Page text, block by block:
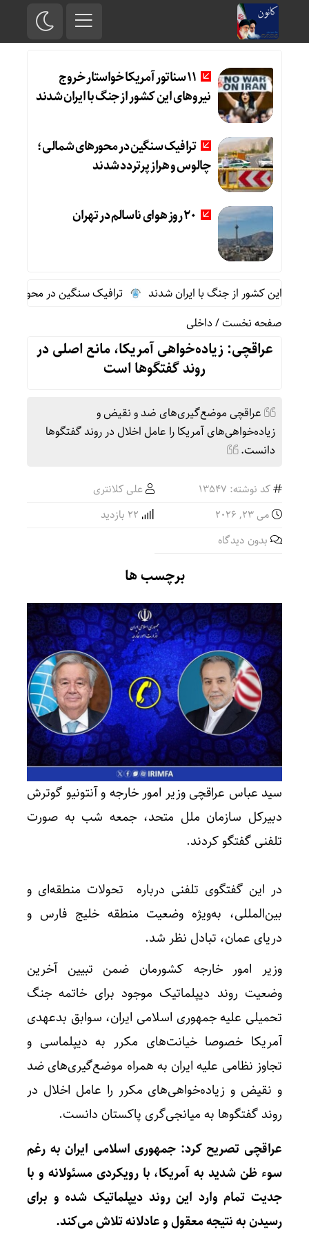
11 سناتور آمریکا خواستار خروج
نیروهای این کشور از جنگ با ایران شدند
ترافیک سنگین در محورهای شمالی؛
چالوس و هراز پرتردد شدند
20 روز هوای ناسالم در تهران
ترافیک سنگین در محورهای
صفحه نخست/داخلی
عراقچی: زیاده‌خواهی آمریکا، مانع اصلی در
روند گفتگوها است
عراقچی موضع‌گیری‌های ضد و نقیض و
زیاده‌خواهی‌های آمریکا را عامل اخلال در روند گفتگوها
دانست.
کد نوشته: 13547
علی کلانتری
می 23, 2026
بدون دیدگاه
برچسب ها
سید عباس عراقچی وزیر امور خارجه و آنتونیو گوترش
دبیرکل سازمان ملل متحد، جمعه شب به صورت
تلفنی گفتگو کردند.
در این گفتگوی تلفنی درباره تحولات منطقه‌ای و
بین‌المللی، به‌ویژه وضعیت منطقه خلیج فارس و
دریای عمان، تبادل نظر شد.
وزیر امور خارجه کشورمان ضمن تبیین آخرین
وضعیت روند دیپلماتیک موجود برای خاتمه جنگ
تحمیلی علیه جمهوری اسلامی ایران، سوابق بدعهدی
آمریکا خصوصا خیانت‌های مکرر به دیپلماسی و
تجاوز نظامی علیه ایران به همراه موضع‌گیری‌های ضد
و نقیض و زیاده‌خواهی‌های مکرر را عامل اخلال در
روند گفتگوها به میانجی‌گری پاکستان دانست.
عراقچی تصریح کرد: جمهوری اسلامی ایران به رغم
سوء ظن شدید به آمریکا، با رویکردی مسئولانه و با
جدیت تمام وارد این روند دیپلماتیک شده و برای
رسیدن به نتیجه معقول و عادلانه تلاش می‌کند.